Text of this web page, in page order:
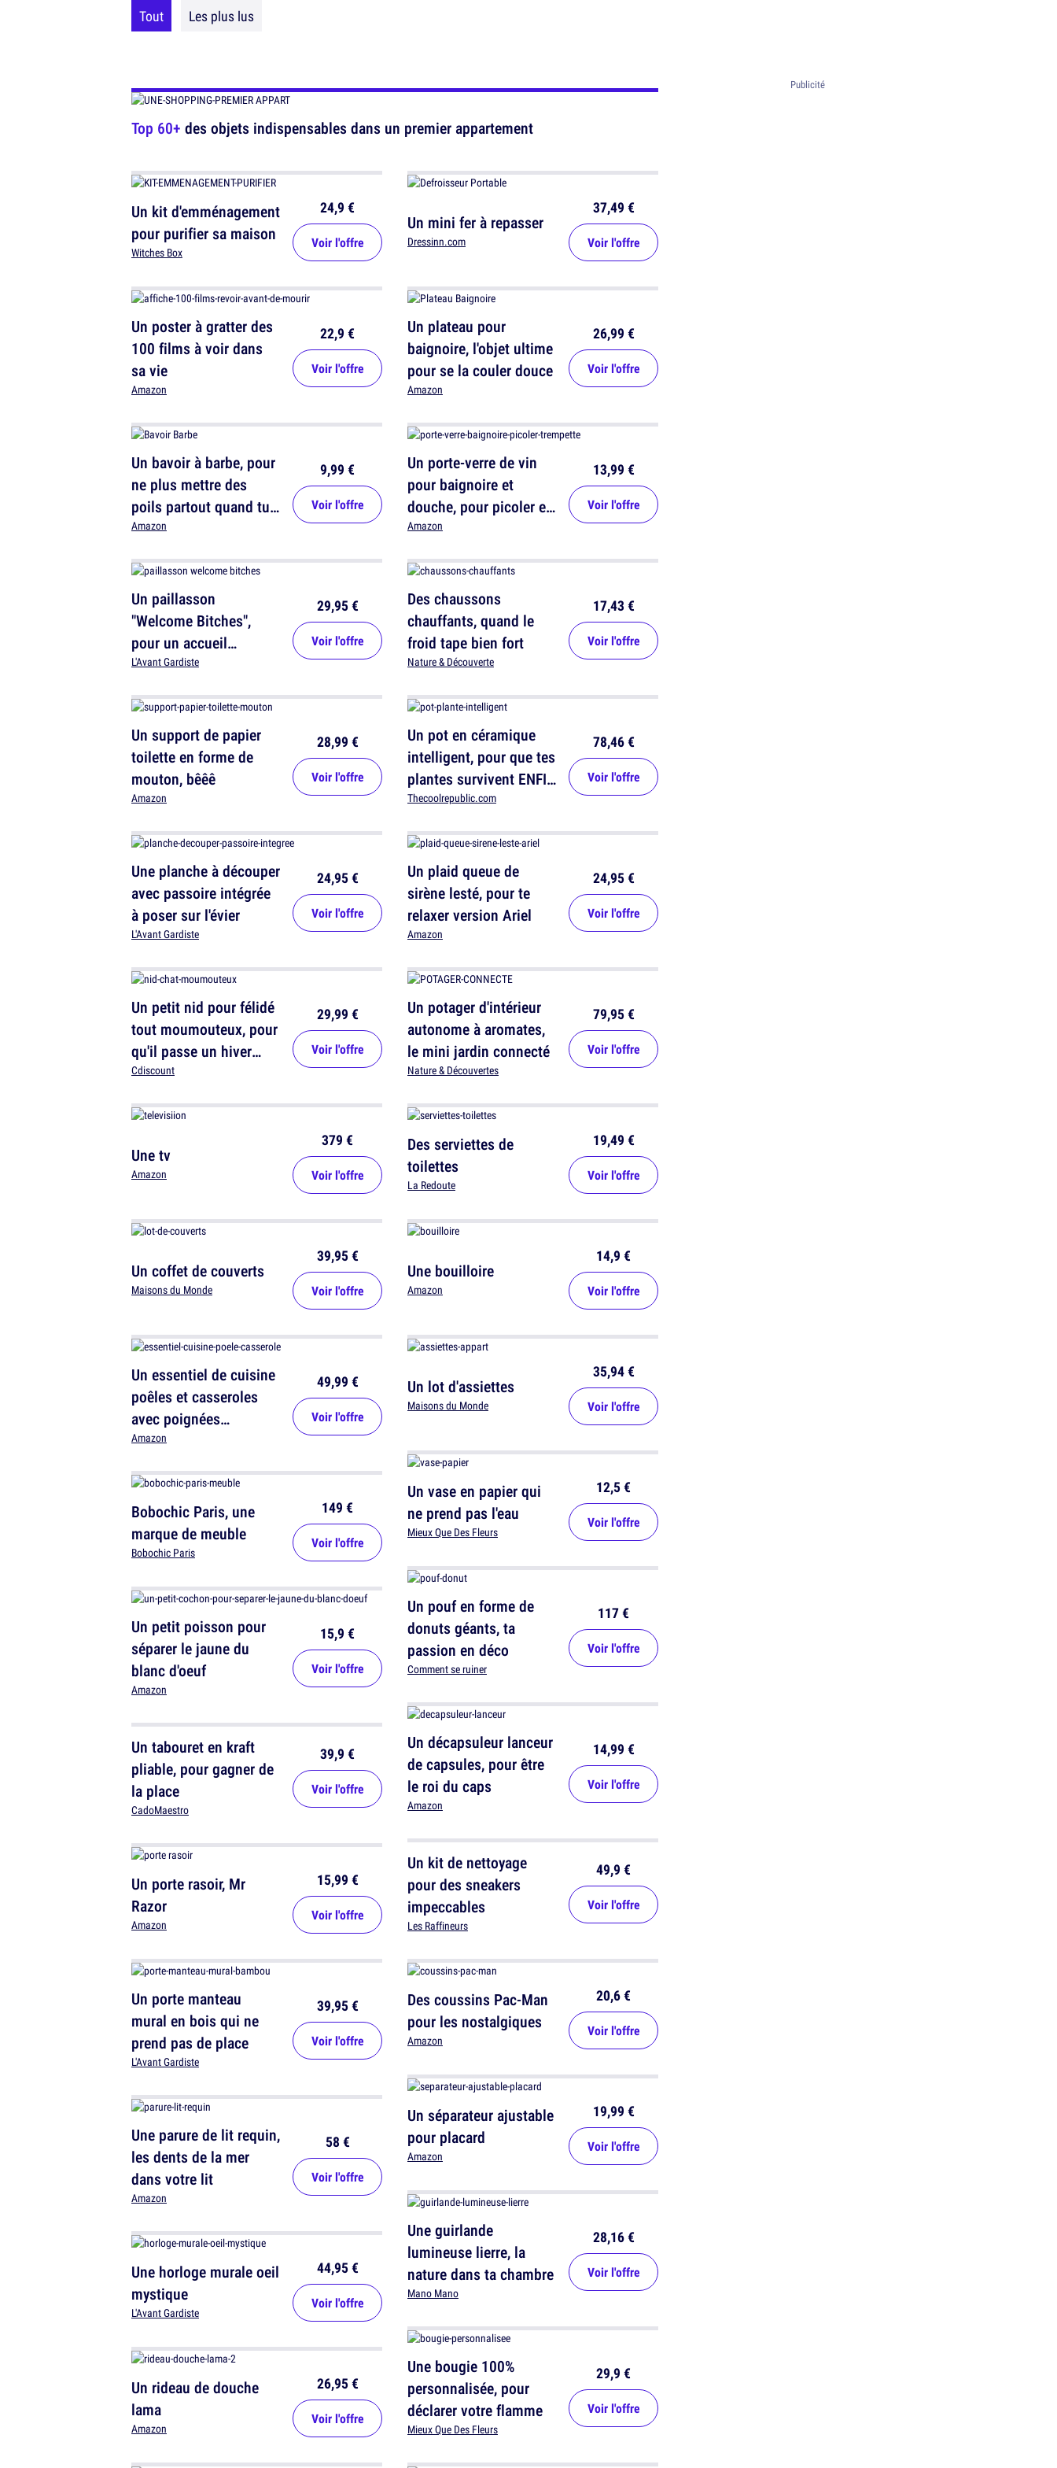
Tout Les plus lus
Top 60+ des objets indispensables dans un premier appartement
Un kit d'emménagement
pour purifier sa maison
Witches Box
24,9 €
Voir l'offre
Un poster à gratter des
100 films à voir dans
sa vie
Amazon
22,9 €
Voir l'offre
Un bavoir à barbe, pour
ne plus mettre des
poils partout quand tu
te rases
Amazon
9,99 €
Voir l'offre
Un paillasson
"Welcome Bitches",
pour un accueil
chaleureux
L'Avant Gardiste
29,95 €
Voir l'offre
Un support de papier
toilette en forme de
mouton, bêêê
Amazon
28,99 €
Voir l'offre
Une planche à découper
avec passoire intégrée
à poser sur l'évier
L'Avant Gardiste
24,95 €
Voir l'offre
Un petit nid pour félidé
tout moumouteux, pour
qu'il passe un hiver
tout doux
Cdiscount
29,99 €
Voir l'offre
Une tv
Amazon
379 €
Voir l'offre
Un coffet de couverts
Maisons du Monde
39,95 €
Voir l'offre
Un essentiel de cuisine
poêles et casseroles
avec poignées
amovibles
Amazon
49,99 €
Voir l'offre
Bobochic Paris, une
marque de meuble
Bobochic Paris
149 €
Voir l'offre
Un petit poisson pour
séparer le jaune du
blanc d'oeuf
Amazon
15,9 €
Voir l'offre
Un tabouret en kraft
pliable, pour gagner de
la place
CadoMaestro
39,9 €
Voir l'offre
Un porte rasoir, Mr
Razor
Amazon
15,99 €
Voir l'offre
Un porte manteau
mural en bois qui ne
prend pas de place
L'Avant Gardiste
39,95 €
Voir l'offre
Une parure de lit requin,
les dents de la mer
dans votre lit
Amazon
58 €
Voir l'offre
Une horloge murale oeil
mystique
L'Avant Gardiste
44,95 €
Voir l'offre
Un rideau de douche
lama
Amazon
26,95 €
Voir l'offre
Un mini fer à repasser
Dressinn.com
37,49 €
Voir l'offre
Un plateau pour
baignoire, l'objet ultime
pour se la couler douce
Amazon
26,99 €
Voir l'offre
Un porte-verre de vin
pour baignoire et
douche, pour picoler en
faisant trempette
Amazon
13,99 €
Voir l'offre
Des chaussons
chauffants, quand le
froid tape bien fort
Nature & Découverte
17,43 €
Voir l'offre
Un pot en céramique
intelligent, pour que tes
plantes survivent ENFIN
!
Thecoolrepublic.com
78,46 €
Voir l'offre
Un plaid queue de
sirène lesté, pour te
relaxer version Ariel
Amazon
24,95 €
Voir l'offre
Un potager d'intérieur
autonome à aromates,
le mini jardin connecté
Nature & Découvertes
79,95 €
Voir l'offre
Des serviettes de
toilettes
La Redoute
19,49 €
Voir l'offre
Une bouilloire
Amazon
14,9 €
Voir l'offre
Un lot d'assiettes
Maisons du Monde
35,94 €
Voir l'offre
Un vase en papier qui
ne prend pas l'eau
Mieux Que Des Fleurs
12,5 €
Voir l'offre
Un pouf en forme de
donuts géants, ta
passion en déco
Comment se ruiner
117 €
Voir l'offre
Un décapsuleur lanceur
de capsules, pour être
le roi du caps
Amazon
14,99 €
Voir l'offre
Un kit de nettoyage
pour des sneakers
impeccables
Les Raffineurs
49,9 €
Voir l'offre
Des coussins Pac-Man
pour les nostalgiques
Amazon
20,6 €
Voir l'offre
Un séparateur ajustable
pour placard
Amazon
19,99 €
Voir l'offre
Une guirlande
lumineuse lierre, la
nature dans ta chambre
Mano Mano
28,16 €
Voir l'offre
Une bougie 100%
personnalisée, pour
déclarer votre flamme
Mieux Que Des Fleurs
29,9 €
Voir l'offre